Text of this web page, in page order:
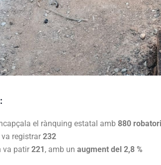
el rànquing estatal amb 880
va registrar 232
va patir 221, amb un augment del 2,8 %